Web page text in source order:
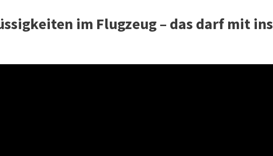
im Flugzeug – das darf mit ins